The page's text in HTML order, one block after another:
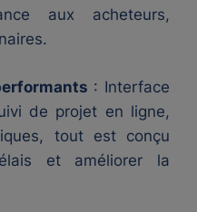
aux acheteurs,
: Interface
de projet en ligne,
tout est conçu
et améliorer la